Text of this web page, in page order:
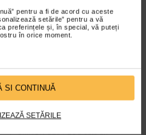
pentru a fi de acord cu aceste
setările” pentru a vă
preferințele și, în special, vă puteți
în orice moment.
SI CONTINUĂ
SETĂRILE